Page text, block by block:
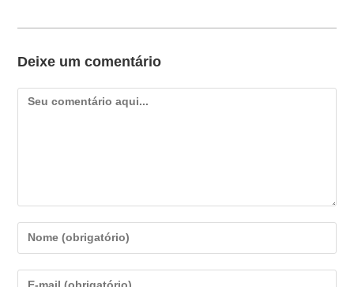
Deixe um comentário